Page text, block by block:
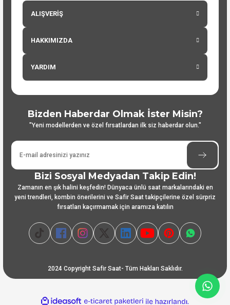
ALIŞVERİŞ
HAKKIMIZDA
YARDIM
Bizden Haberdar Olmak İster Misin?
"Yeni modellerden ve özel fırsatlardan ilk siz haberdar olun."
Bizi Sosyal Medyadan Takip Edin!
Zamanın en şık halini keşfedin! Dünyaca ünlü saat markalarındaki en
yeni trendleri, kombin önerilerini ve Safir Saat takipçilerine özel sürpriz
fırsatları kaçırmamak için aramıza katılın
2024 Copyright Safir Saat- Tüm Hakları Saklıdır.
ideasoft e-